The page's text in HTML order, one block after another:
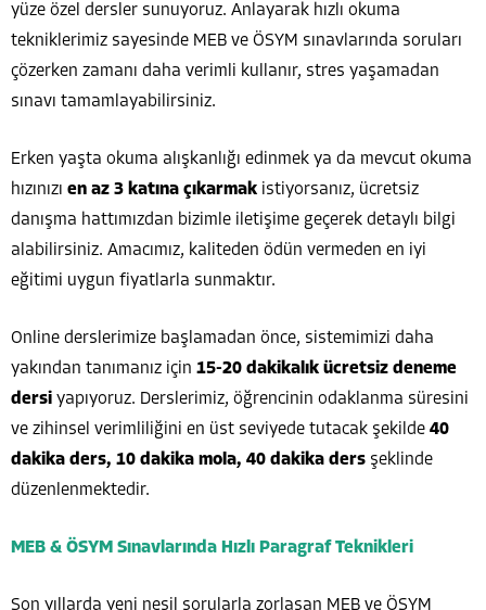
yüze özel dersler sunuyoruz. Anlayarak hızlı okuma
tekniklerimiz sayesinde MEB ve ÖSYM sınavlarında soruları
çözerken zamanı daha verimli kullanır, stres yaşamadan
sınavı tamamlayabilirsiniz.
Erken yaşta okuma alışkanlığı edinmek ya da mevcut okuma
hızınızı en az 3 katına çıkarmak istiyorsanız, ücretsiz
danışma hattımızdan bizimle iletişime geçerek detaylı bilgi
alabilirsiniz. Amacımız, kaliteden ödün vermeden en iyi
eğitimi uygun fiyatlarla sunmaktır.
Online derslerimize başlamadan önce, sistemimizi daha
yakından tanımanız için 15-20 dakikalık ücretsiz deneme
dersi yapıyoruz. Derslerimiz, öğrencinin odaklanma süresini
ve zihinsel verimliliğini en üst seviyede tutacak şekilde 40
dakika ders, 10 dakika mola, 40 dakika ders şeklinde
düzenlenmektedir.
MEB & ÖSYM Sınavlarında Hızlı Paragraf Teknikleri
Son yıllarda yeni nesil sorularla zorlaşan MEB ve ÖSYM